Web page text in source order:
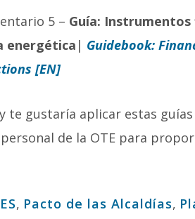
5 – Guía:
energética | Guidebook:
[EN]
te gustaría aplicar estas
de la OTE para
, Pacto de las Alcaldías,